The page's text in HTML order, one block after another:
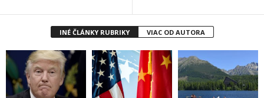
INÉ ČLÁNKY RUBRIKY VIAC OD AUTORA